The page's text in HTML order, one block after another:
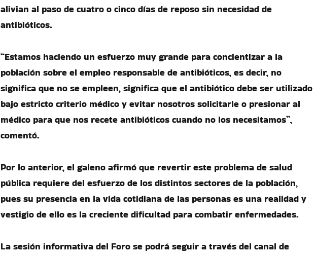
alivian al paso de cuatro o cinco días de reposo sin necesidad de
antibióticos.
“Estamos haciendo un esfuerzo muy grande para concientizar a la
población sobre el empleo responsable de antibióticos, es decir, no
significa que no se empleen, significa que el antibiótico debe ser utilizado
bajo estricto criterio médico y evitar nosotros solicitarle o presionar al
médico para que nos recete antibióticos cuando no los necesitamos”,
comentó.
Por lo anterior, el galeno afirmó que revertir este problema de salud
pública requiere del esfuerzo de los distintos sectores de la población,
pues su presencia en la vida cotidiana de las personas es una realidad y
vestigio de ello es la creciente dificultad para combatir enfermedades.
La sesión informativa del Foro se podrá seguir a través del canal de